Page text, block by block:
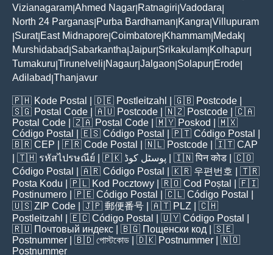
Vizianagaram Ahmed Nagar Ratnagiri Vadodara
North 24 Parganas Purba Bardhaman Kangra Villupuram
Surat| East Midnapore Coimbatore Khammam Medak
Murshidabad Sabarkantha Jaipur Srikakulam Kolhapur
Tumakuru Tirunelveli Nagaur Jalgaon Solapur Erode
Adilabad Thanjavur
🇵🇭 Kode Postal | 🇩🇪 Postleitzahl | 🇬🇧 Postcode
🇸🇬 Postal Code | 🇦🇺 Postcode | 🇳🇿 Postcode | 🇨🇦
Postal Code | 🇿🇦 Postal Code | 🇲🇾 Poskod
| 🇲🇽
Código Postal
| 🇪🇸 Código Postal | 🇵🇹 Código Postal
🇧🇷 CEP | 🇫🇷 Code Postal | 🇳🇱 Postcode | 🇮🇹 CAP
| 🇹🇭 รหัสไปรษณีย์ | 🇵🇰 پوسٹل کوڈ | 🇮🇳पिन कोड | 🇨🇴
Código Postal
| 🇦🇷 Código Postal | 🇰🇷 우편번호
| 🇹🇷
Posta Kodu | 🇵🇱 Kod Pocztowy | 🇷🇴 Cod Poștal
| 🇫🇮
Postinumero | 🇵🇪 Código Postal | 🇨🇱 Código Postal
🇺🇸 ZIP Code | 🇯🇵 郵便番号 | 🇦🇹 PLZ | 🇨🇭
Postleitzahl
| 🇪🇨 Código Postal | 🇺🇾 Código Postal
🇷🇺 Почтовый индекс | 🇧🇬 Пощенски код | 🇸🇪
Postnummer | 🇧🇩 পোস্টকোড | 🇩🇰 Postnummer | 🇳🇴
Postnummer